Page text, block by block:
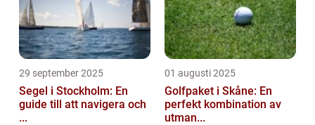
29 september 2025
Segel i Stockholm: En
guide till att navigera och
...
01 augusti 2025
Golfpaket i Skåne: En
perfekt kombination av
utman...